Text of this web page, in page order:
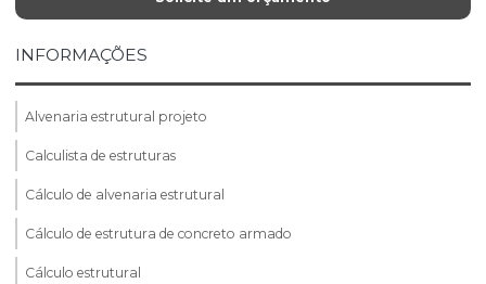
INFORMAÇÕES
Alvenaria estrutural projeto
Calculista de estruturas
Cálculo de alvenaria estrutural
Cálculo de estrutura de concreto armado
Cálculo estrutural